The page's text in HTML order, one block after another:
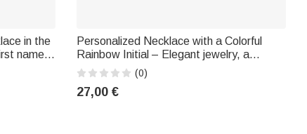
in the
name –
you
medical
Personalized Necklace with a Colorful
Rainbow Initial – Elegant jewelry, a
birthday or special occasion gift for a girl
or woman
(0)
27,00 €